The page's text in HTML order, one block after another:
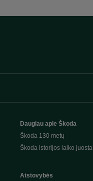
Daugiau apie Škoda
Škoda 130 metų
Škoda istorijos laiko juosta
Atstovybės